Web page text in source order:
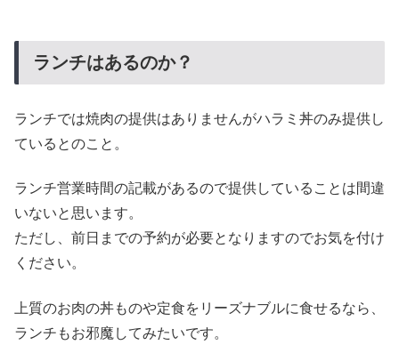
ランチはあるのか？
ランチでは焼肉の提供はありませんがハラミ丼のみ提供し
ているとのこと。
ランチ営業時間の記載があるので提供していることは間違
いないと思います。
ただし、前日までの予約が必要となりますのでお気を付け
ください。
上質のお肉の丼ものや定食をリーズナブルに食せるなら、
ランチもお邪魔してみたいです。